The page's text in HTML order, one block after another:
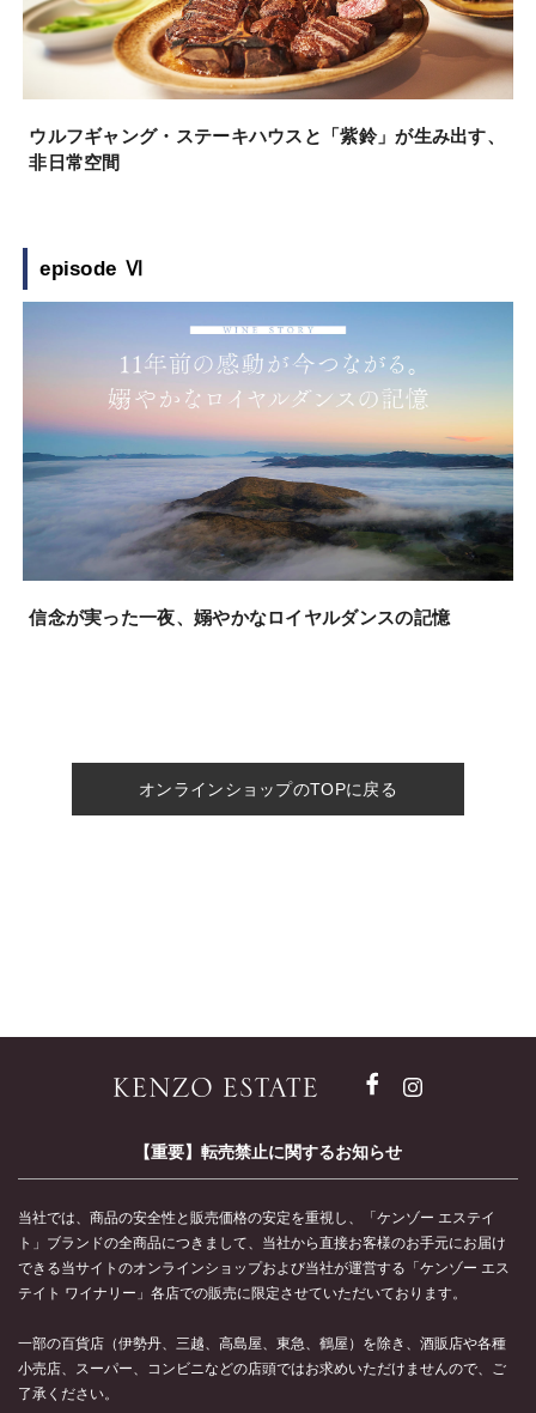
ウルフギャング・ステーキハウスと「紫鈴」が生み出す、
非日常空間
episode Ⅵ
信念が実った一夜、嫋やかなロイヤルダンスの記憶
オンラインショップのTOPに戻る
【重要】転売禁止に関するお知らせ
当社では、商品の安全性と販売価格の安定を重視し、「ケンゾー エステイ
ト」ブランドの全商品につきまして、当社から直接お客様のお手元にお届け
できる当サイトのオンラインショップおよび当社が運営する「ケンゾー エス
テイト ワイナリー」各店での販売に限定させていただいております。
一部の百貨店（伊勢丹、三越、高島屋、東急、鶴屋）を除き、酒販店や各種
小売店、スーパー、コンビニなどの店頭ではお求めいただけませんので、ご
了承ください。